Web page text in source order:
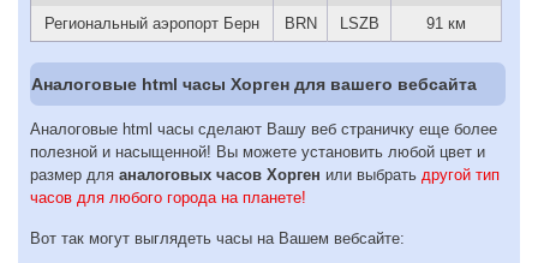
Региональный аэропорт Берн BRN LSZB 91 км
Аналоговые html часы Хорген для вашего вебсайта
Аналоговые html часы сделают Вашу веб страничку еще более
полезной и насыщенной! Вы можете установить любой цвет и
размер для аналоговых часов Хорген или выбрать другой тип
часов для любого города на планете!
Вот так могут выглядеть часы на Вашем вебсайте: